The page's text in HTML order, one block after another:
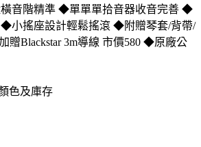
橫音階精準 ◆單單單拾音器收音完善 ◆
◆小搖座設計輕鬆搖滾 ◆附贈琴套/背帶/
贈Blackstar 3m導線 市價580 ◆原廠公
色及庫存